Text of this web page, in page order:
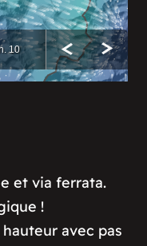
et via ferrata.
!
avec pas